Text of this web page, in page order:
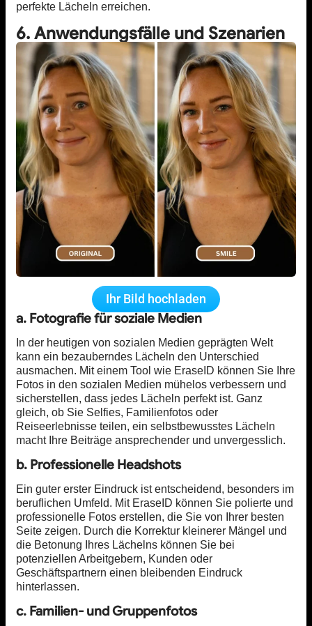
perfekte Lächeln erreichen.
6. Anwendungsfälle und Szenarien
Ihr Bild hochladen
a. Fotografie für soziale Medien
In der heutigen von sozialen Medien geprägten Welt
kann ein bezauberndes Lächeln den Unterschied
ausmachen. Mit einem Tool wie EraseID können Sie Ihre
Fotos in den sozialen Medien mühelos verbessern und
sicherstellen, dass jedes Lächeln perfekt ist. Ganz
gleich, ob Sie Selfies, Familienfotos oder
Reiseerlebnisse teilen, ein selbstbewusstes Lächeln
macht Ihre Beiträge ansprechender und unvergesslich.
b. Professionelle Headshots
Ein guter erster Eindruck ist entscheidend, besonders im
beruflichen Umfeld. Mit EraseID können Sie polierte und
professionelle Fotos erstellen, die Sie von Ihrer besten
Seite zeigen. Durch die Korrektur kleinerer Mängel und
die Betonung Ihres Lächelns können Sie bei
potenziellen Arbeitgebern, Kunden oder
Geschäftspartnern einen bleibenden Eindruck
hinterlassen.
c. Familien- und Gruppenfotos